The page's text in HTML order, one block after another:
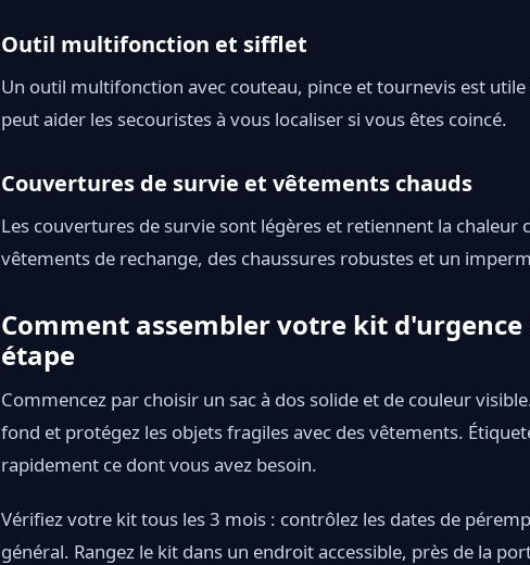
Outil multifonction et sifflet
Un outil multifonction avec couteau, pince et tournevis est
peut aider les secouristes à vous localiser si vous êtes coincé.
Couvertures de survie et vêtements chauds
Les couvertures de survie sont légères et retiennent la chaleur
vêtements de rechange, des chaussures robustes et un
Comment assembler votre kit
étape
Commencez par choisir un sac à dos solide et de couleur
fond et protégez les objets fragiles avec des vêtements.
rapidement ce dont vous avez besoin.
Vérifiez votre kit tous les 3 mois : contrôlez les dates de
général. Rangez le kit dans un endroit accessible, près de la